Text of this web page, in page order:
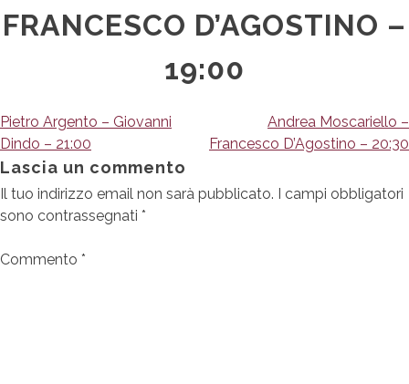
FRANCESCO D’AGOSTINO –
19:00
Navigazione
articoli
Pietro Argento – Giovanni
Dindo – 21:00
Andrea Moscariello –
Francesco D’Agostino – 20:30
Lascia un commento
Il tuo indirizzo email non sarà pubblicato. I campi obbligatori
sono contrassegnati *
Commento *